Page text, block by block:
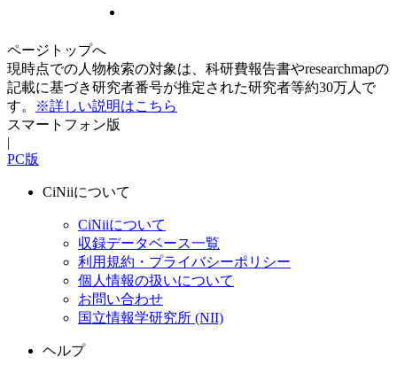
ページトップへ
現時点での人物検索の対象は、科研費報告書やresearchmapの
記載に基づき研究者番号が推定された研究者等約30万人で
す。
※詳しい説明はこちら
スマートフォン版
|
PC版
CiNiiについて
CiNiiについて
収録データベース一覧
利用規約・プライバシーポリシー
個人情報の扱いについて
お問い合わせ
国立情報学研究所 (NII)
ヘルプ